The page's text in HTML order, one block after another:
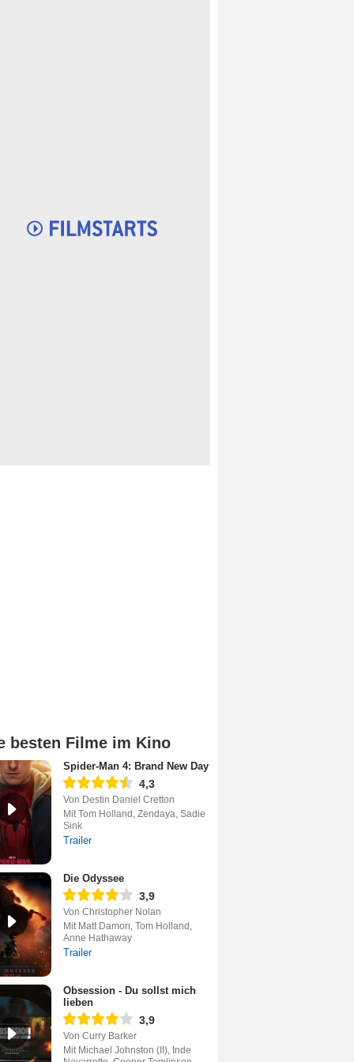
besten Filme im Kino
Spider-Man 4: Brand New Day
4,3
Von Destin Daniel Cretton
Mit Tom Holland, Zendaya, Sadie
Sink
Trailer
Die Odyssee
3,9
Von Christopher Nolan
Mit Matt Damon, Tom Holland,
Anne Hathaway
Trailer
Obsession - Du sollst mich
lieben
3,9
Von Curry Barker
Mit Michael Johnston (II), Inde